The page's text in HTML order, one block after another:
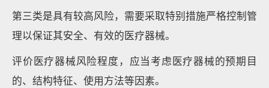
第三类是具有较高风险，需要采取特别措施严格控制管
理以保证其安全、有效的医疗器械。
评价医疗器械风险程度，应当考虑医疗器械的预期目
的、结构特征、使用方法等因素。